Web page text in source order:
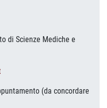
di Scienze Mediche e
(da concordare